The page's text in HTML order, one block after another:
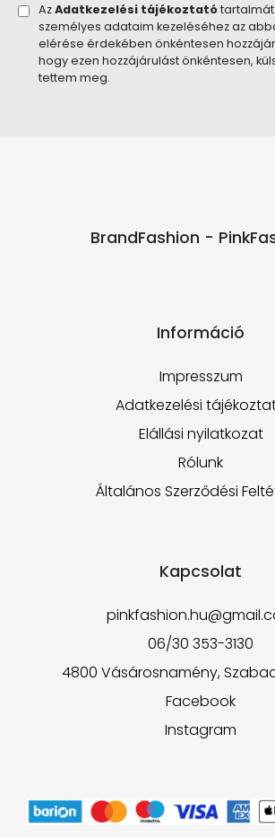
AzAdatkezelési tájékoztató
személyes adataim kezeléséhez az
elérése érdekében önkéntesen
hogy ezen hozzájárulást önkéntesen,
tettem meg.
BrandFashion -
Információ
Impresszum
Adatkezelési
Elállási nyilatkozat
Rólunk
Általános Szerződési
Kapcsolat
06/30 353-3130
4800 Vásárosnamény,
Facebook
Instagram